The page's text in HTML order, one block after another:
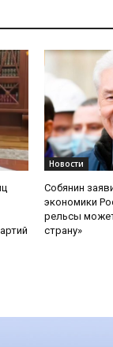
Новости
Собянин
экономики
рельсы
страну»